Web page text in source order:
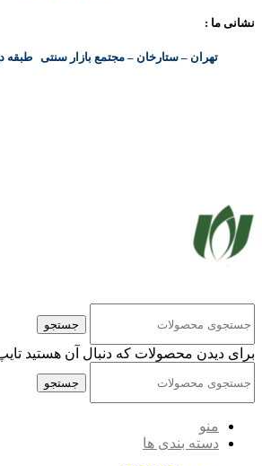
نشانی ما :
تهران – ستارخان – مجتمع بازار سنتی طبقه دوم
جستجو
برای دیدن محصولات که دنبال آن هستید
جستجو
منو
دسته بندی ها